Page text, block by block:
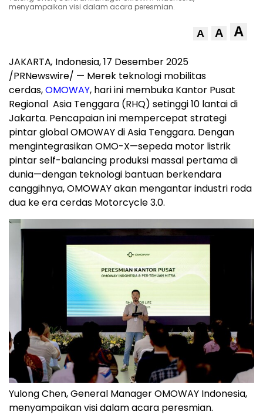
menyampaikan visi dalam acara peresmian.
A A A
JAKARTA, Indonesia, 17 Desember 2025
/PRNewswire/ — Merek teknologi mobilitas
cerdas,OMOWAY, hari ini membuka Kantor Pusat
Regional Asia Tenggara (RHQ) setinggi 10 lantai di
Jakarta. Pencapaian ini mempercepat strategi
pintar global OMOWAY diAsia Tenggara. Dengan
mengintegrasikan OMO-X—sepeda motor listrik
pintar self-balancing produksi massal pertama di
dunia—dengan teknologi bantuan berkendara
canggihnya, OMOWAY akan mengantar industri roda
dua ke era cerdas Motorcycle 3.0.
Yulong Chen, General Manager OMOWAY Indonesia,
menyampaikan visi dalam acara peresmian.